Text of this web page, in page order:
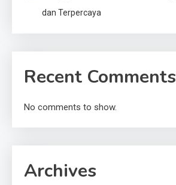
dan Terpercaya
Recent Comments
No comments to show.
Archives